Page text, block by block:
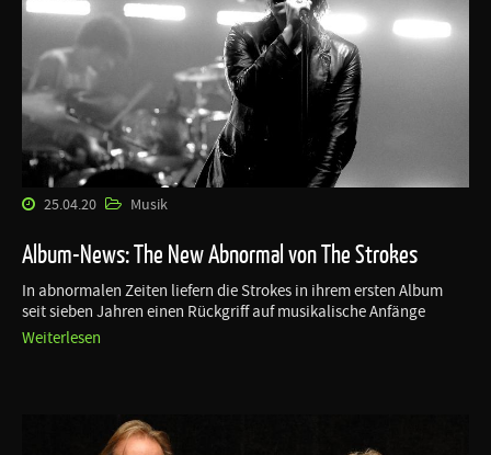
25.04.20 Musik
Album-News: The New Abnormal von The Strokes
In abnormalen Zeiten liefern die Strokes in ihrem ersten Album
seit sieben Jahren einen Rückgriff auf musikalische Anfänge
Weiterlesen